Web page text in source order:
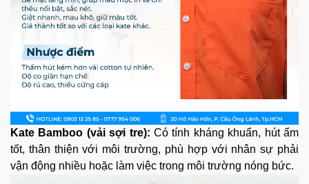
Kate Bamboo (vải sợi tre): Có tính kháng khuẩn, hút ẩm
tốt, thân thiện với môi trường, phù hợp với nhân sự phải
vận động nhiều hoặc làm việc trong môi trường nóng bức.